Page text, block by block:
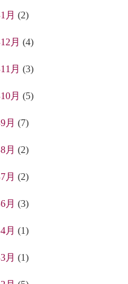
月 (2)
月 (4)
月 (3)
月 (5)
月 (7)
月 (2)
月 (2)
月 (3)
月 (1)
月 (1)